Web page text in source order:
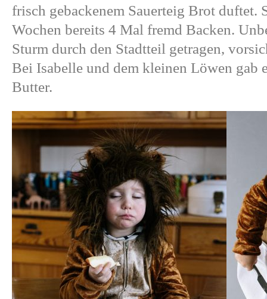
frisch gebackenem Sauerteig Brot duftet.
Wochen bereits 4 Mal fremd Backen.
Sturm durch den Stadtteil getragen,
Bei Isabelle und dem kleinen Löwen gab
Butter.